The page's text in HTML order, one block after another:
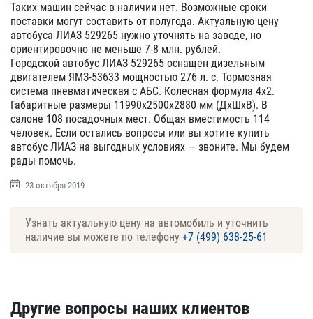
Таких машин сейчас в наличии нет. Возможные сроки
поставки могут составить от полугода. Актуальную цену
автобуса ЛИАЗ 529265 нужно уточнять на заводе, но
ориентировочно не меньше 7-8 млн. рублей.
Городской автобус ЛИАЗ 529265 оснащен дизельным
двигателем ЯМЗ-53633 мощностью 276 л. с. Тормозная
система пневматическая с АБС. Колесная формула 4х2.
Габаритные размеры 11990х2500х2880 мм (ДхШхВ). В
салоне 108 посадочных мест. Общая вместимость 114
человек. Если остались вопросы или вы хотите купить
автобус ЛИАЗ на выгодных условиях — звоните. Мы будем
рады помочь.
23 октября 2019
Узнать актуальную цену на автомобиль и уточнить
наличие вы можете по телефону +7 (499) 638-25-61
Другие вопросы наших клиентов